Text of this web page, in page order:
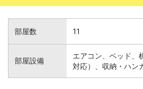
部屋数 11
部屋設備
エアコン、ベッド、
対応）、収納・ハン